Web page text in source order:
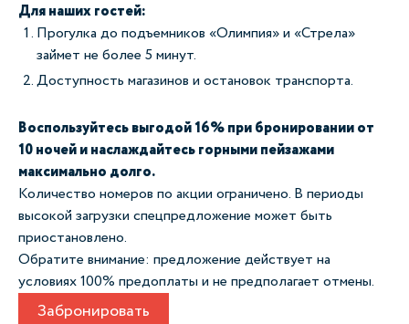
Для наших гостей:
Прогулка до подъемников «Олимпия» и «Стрела»
займет не более 5 минут.
Доступность магазинов и остановок транспорта.
Воспользуйтесь выгодой 16% при бронировании от
10 ночей и наслаждайтесь горными пейзажами
максимально долго.
Количество номеров по акции ограничено. В периоды
высокой загрузки спецпредложение может быть
приостановлено.
Обратите внимание: предложение действует на
условиях 100% предоплаты и не предполагает отмены.
Забронировать